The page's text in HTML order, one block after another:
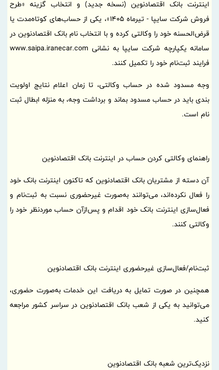
اینترنت بانک اقتصادنوین (نسخه جدید) و انتخاب گزینه «طرح
فروش شرکت سایپا - تیرماه 1405»، یکی از حساب‌های کوتاه‌مدت یا
قرض‌الحسنه خود را وکالتی کرده و با انتخاب نام بانک اقتصادنوین در
سامانه یکپارچه شرکت سایپا به نشانی www.saipa.iranecar.com
فرایند ثبت‌نام خود را تکمیل کنند.
وجه مسدود شده در حساب وکالتی، تا زمان اعلام نتایج اولویت
بندی باید در حساب مسدود بماند و برداشت وجه، به منزله ابطال ثبت
نام است.
راهنمای وکالتی کردن حساب در اینترنت بانک اقتصادنوین
آن دسته از مشتریان بانک اقتصادنوین که تاکنون اینترنت بانک خود
را فعال نکرده‌اند، می‌توانند به‌صورت غیرحضوری نسبت به ثبت‌نام و
فعال‌سازی اینترنت بانک خود اقدام و پس‌ازآن حساب موردنظر خود را
وکالتی کنند.
ثبت‌نام/فعال‌سازی غیرحضوری اینترنت بانک اقتصادنوین
همچنین در صورت تمایل به دریافت این خدمات به‌صورت حضوری،
می‌توانید به یکی از شعب بانک اقتصادنوین در سراسر کشور مراجعه
کنید.
نزدیک‌ترین شعبه بانک اقتصادنوین